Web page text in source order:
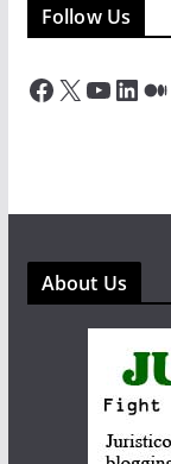
Follow Us
Facebook X YouTube LinkedIn Medium
About Us